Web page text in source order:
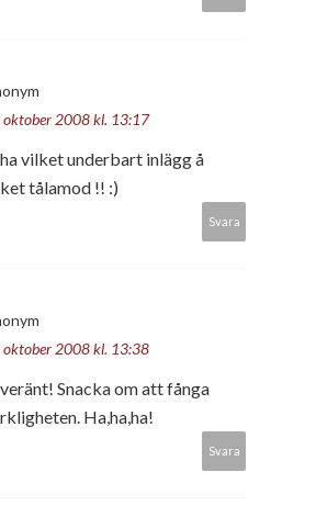
oktober 2008 kl. 13:17
vilket underbart inlägg å
tålamod !! :)
Svara
oktober 2008 kl. 13:38
Snacka om att fånga
Ha,ha,ha!
Svara